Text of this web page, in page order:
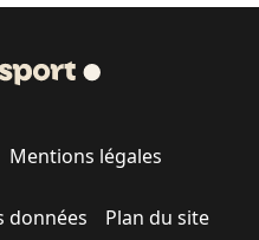
Mentions légales
données Plan du site